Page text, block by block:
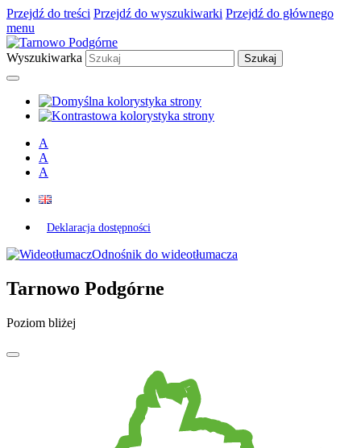
Przejdź do treści Przejdź do wyszukiwarki Przejdź do głównego
menu
Wyszukiwarka
A
A
A
Deklaracja dostępności
Odnośnik do wideotłumacza
Tarnowo Podgórne
Poziom bliżej